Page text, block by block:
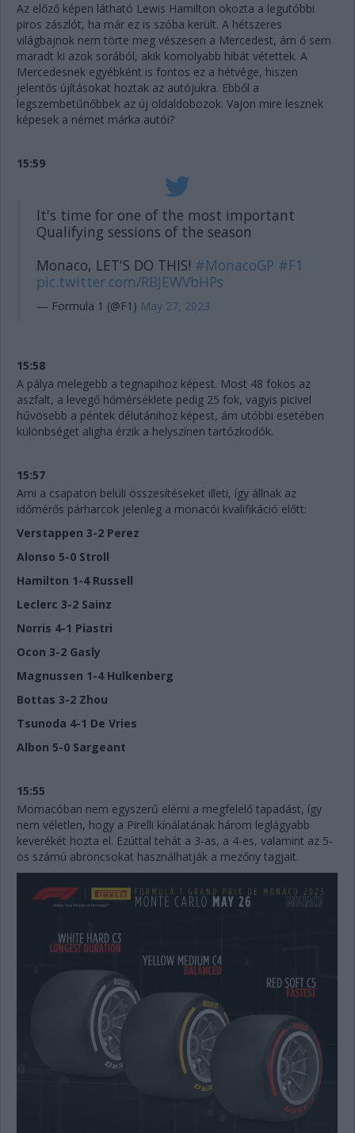
Az előző képen látható Lewis Hamilton okozta a legutóbbi
piros zászlót, ha már ez is szóba került. A hétszeres
világbajnok nem törte meg vészesen a Mercedest, ám ő sem
maradt ki azok sorából, akik komolyabb hibát vétettek. A
Mercedesnek egyébként is fontos ez a hétvége, hiszen
jelentős újításokat hoztak az autójukra. Ebből a
legszembetűnőbbek az új oldaldobozok. Vajon mire lesznek
képesek a német márka autói?
15:59
It's time for one of the most important
Qualifying sessions of the season
Monaco, LET'S DO THIS! #MonacoGP #F1
pic.twitter.com/RBJEWVbHPs
— Formula 1 (@F1) May 27, 2023
15:58
A pálya melegebb a tegnapihoz képest. Most 48 fokos az
aszfalt, a levegő hőmérséklete pedig 25 fok, vagyis picivel
hűvösebb a péntek délutánihoz képest, ám utóbbi esetében
különbséget aligha érzik a helyszínen tartózkodók.
15:57
Ami a csapaton belüli összesítéseket illeti, így állnak az
időmérős párharcok jelenleg a monacói kvalifikáció előtt:
Verstappen 3-2 Perez
Alonso 5-0 Stroll
Hamilton 1-4 Russell
Leclerc 3-2 Sainz
Norris 4-1 Piastri
Ocon 3-2 Gasly
Magnussen 1-4 Hulkenberg
Bottas 3-2 Zhou
Tsunoda 4-1 De Vries
Albon 5-0 Sargeant
15:55
Momacóban nem egyszerű elérni a megfelelő tapadást, így
nem véletlen, hogy a Pirelli kínálatának három leglágyabb
keverékét hozta el. Ezúttal tehát a 3-as, a 4-es, valamint az 5-
ös számú abroncsokat használhatják a mezőny tagjait.